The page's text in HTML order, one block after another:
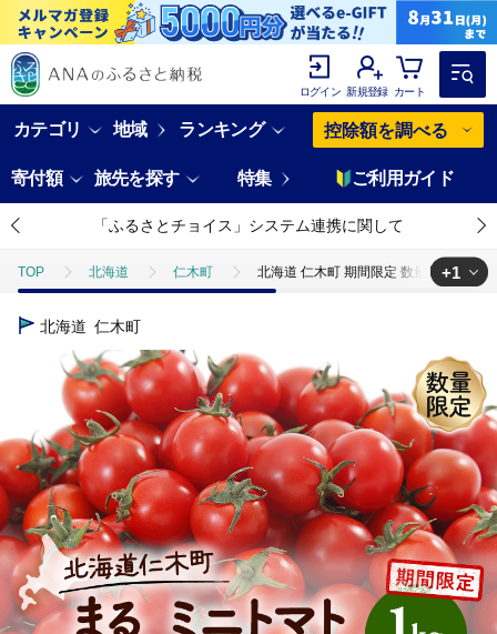
ログイン 新規登録 カート
カテゴリ 地域 ランキング 控除額を調べる
寄付額 旅先を探す 特集 ご利用ガイド
「ふるさとチョイス」システム連携に関して
TOP 北海道 仁木町 北海道 仁木町 期間限定 数量限定 まる
TOP
+1
北海道 仁木町